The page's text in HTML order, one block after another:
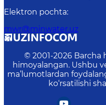
Elektron pochta:
mwr@minwater.uz
© 2001-2026 Barcha
himoyalangan. Ushbu
ma’lumotlardan
ko‘rsatilishi